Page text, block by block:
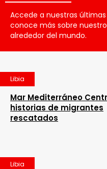
Accede a nuestras
conoce más sobre
alrededor del mundo.
Libia
Mar Mediterráneo
historias de migrantes
rescatados
Libia